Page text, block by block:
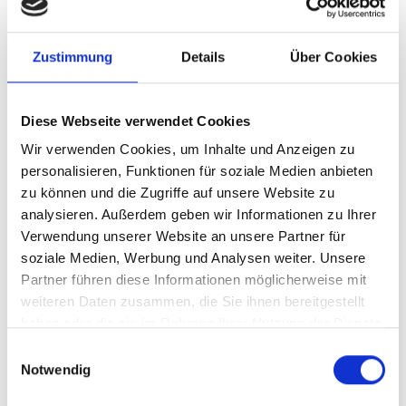
Zustimmung Details Über Cookies
Diese Webseite verwendet Cookies
Wir verwenden Cookies, um Inhalte und Anzeigen zu
personalisieren, Funktionen für soziale Medien anbieten
zu können und die Zugriffe auf unsere Website zu
analysieren. Außerdem geben wir Informationen zu Ihrer
Verwendung unserer Website an unsere Partner für
soziale Medien, Werbung und Analysen weiter. Unsere
Partner führen diese Informationen möglicherweise mit
weiteren Daten zusammen, die Sie ihnen bereitgestellt
Notwendig
Mellanox
NVidia/Mellanox
ConnectX-4 EN NIC
Produktnummer:
AMELL-MCX414A-BCAT
Hersteller-Nr.:
MCX414A-BCAT
Hersteller:
Mellanox
Verfügbarkeit:
Nicht lagernd